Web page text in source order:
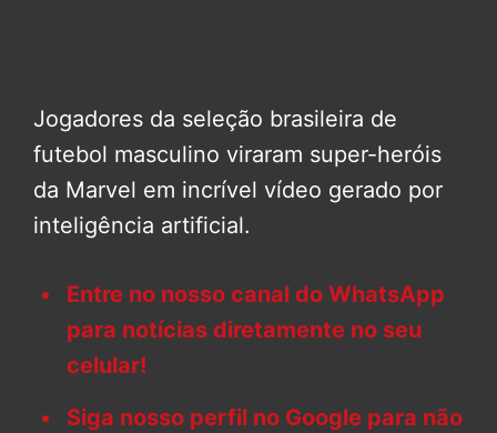
Jogadores da seleção brasileira de
futebol masculino viraram super-heróis
da Marvel em incrível vídeo gerado por
inteligência artificial.
Entre no nosso canal do WhatsApp
para notícias diretamente no seu
celular!
Siga nosso perfil no Google para não